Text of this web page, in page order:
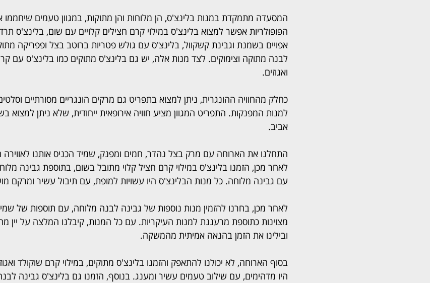
המסעדה מתמקדת במנות בלינצ'ס, הן מלוחות והן מתוקות, במגוון טעמים שיחממו
הפופולריות אפשר למצוא בלינצ'ס במילוי קרם חצילים קלויים עם שום, בלינצ'ס
אפויים בשמנת וגבינת קשקוול, בלינצ'ס עם גולש פטריות ברוטב בצל ופפריקה
לבנה מתוקה וצימוקים. לצד מנות אלה, יש גם בלינצ'ס מתוקים כמו בלינצ'ס עם
ואגוזים.
כחלק מהחוויה ההונגרית, ניתן למצוא בתפריט גם מרקים הונגריים מסורתיים
למנות המפנקות. התפריט המגוון מציע חוויה אירופאית ייחודית, שלא ניתן
אביב.
התחלנו את הארוחה עם מרק בצל נהדר, חמים ומפנק, שמיד הכניס אותנו לאווירה
לאחר מכן, הזמנו בלינצ'ס במילוי קרם חציל קלוי מתובל בשום, בתוספת גבינה
עם גבינה מלוחה. כל מנות הבלינצ'ס היו עשויות למופת, עם תיבול עשיר ומרקם
לאחר מכן, בחרנו להזמין מנות נוספות של גבינה לבנה מלוחה, עם תוספות של
מצוינות כתוספת מרעננת למנות העיקריות. עם כל המנות, קיבלנו המלצה על יין
ובילינו את הזמן בהנאה אמיתית מהמשקה.
בסוף הארוחה, לא יכולנו להתאפק והזמנו בלינצ'ס מתוקים, במילוי קרם שוקולד
היו מדהימים, עם שילוב טעמים עשיר ומענג. בנוסף, הזמנו גם בלינצ'ס גבינה